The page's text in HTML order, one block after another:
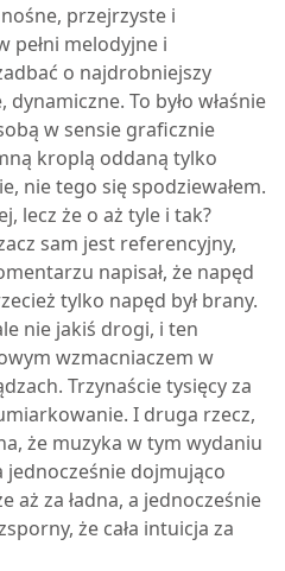
przejrzyste i
pełni melodyjne i
o najdrobniejszy
To było właśnie
w sensie graficznie
kroplą oddaną tylko
nie tego się spodziewałem.
lecz że o aż tyle i tak?
sam jest referencyjny,
napisał, że napęd
tylko napęd był brany.
nie jakiś drogi, i ten
wzmacniaczem w
Trzynaście tysięcy za
I druga rzecz,
że muzyka w tym wydaniu
jednocześnie dojmująco
aż za ładna, a jednocześnie
że cała intuicja za